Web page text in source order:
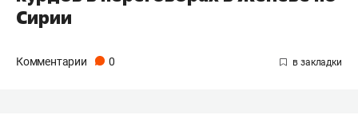
Сирии
Комментарии 0